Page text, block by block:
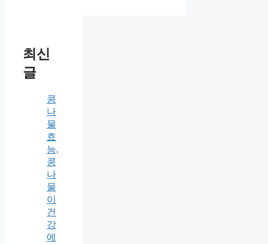
최신
글
콩
나
물
효
능,
콩
나
물
이
건
강
에